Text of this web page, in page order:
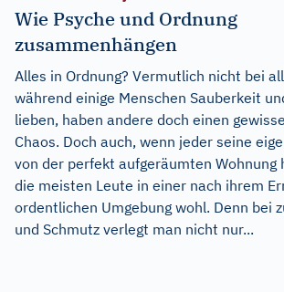
Wie Psyche und Ordnung
zusammenhängen
Alles in Ordnung? Vermutlich nicht bei
während einige Menschen Sauberkeit
lieben, haben andere doch einen
Chaos. Doch auch, wenn jeder seine
von der perfekt aufgeräumten Wohnung
die meisten Leute in einer nach ihrem
ordentlichen Umgebung wohl. Denn bei
und Schmutz verlegt man nicht nur...